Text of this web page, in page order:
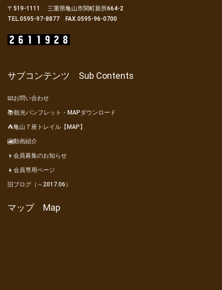
〒519-1111 三重県亀山市関町新所664-2
TEL.0595-97-8877 FAX.0595-96-0700
サブコンテンツ Sub Contents
📧お問い合わせ
📚観光パンフレット・MAPダウンロード
⛺亀山７座トレイル【MAP】
🎦動画紹介
👦会員募集のお知らせ
👧会員専用ページ
旧ブログ（～2017.06）
マップ Map